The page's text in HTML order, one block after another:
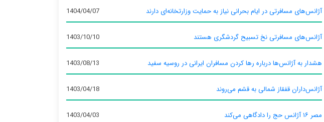
آژانس‌های مسافرتی در ایام بحرانی نیاز به حمایت وزارتخانه‌ای دارند 1404/04/07
آژانس‌های مسافرتی نخ تسبیح گردشگری هستند 1403/10/10
هشدار به آژانس‌ها درباره رها کردن مسافران ایرانی در روسیه سفید 1403/08/13
آژانس‌داران قفقاز شمالی به قشم می‌روند 1403/04/18
مصر ۱۶ آژانس حج را دادگاهی می‌کند 1403/04/03